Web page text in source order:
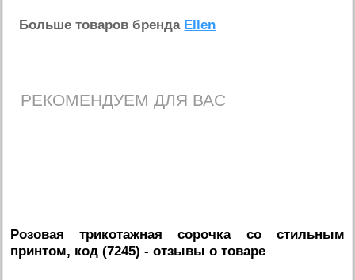
Больше товаров бренда Ellen
РЕКОМЕНДУЕМ ДЛЯ ВАС
Розовая трикотажная сорочка со стильным
принтом, код (7245) - отзывы о товаре